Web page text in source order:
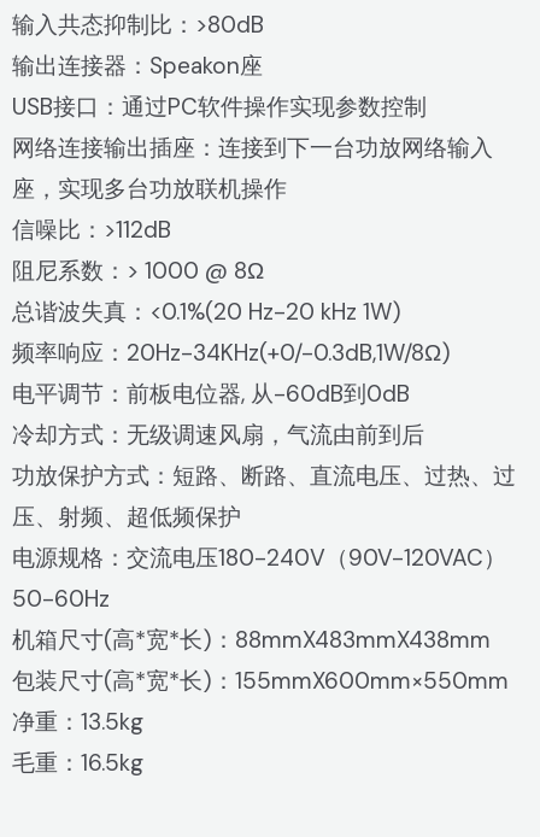
输入共态抑制比：>80dB
输出连接器：Speakon座
USB接口：通过PC软件操作实现参数控制
网络连接输出插座：连接到下一台功放网络输入
座，实现多台功放联机操作
信噪比：>112dB
阻尼系数：> 1000 @ 8Ω
总谐波失真：<0.1%(20 Hz-20 kHz 1W)
频率响应：20Hz-34KHz(+0/-0.3dB,1W/8Ω)
电平调节：前板电位器, 从-60dB到0dB
冷却方式：无级调速风扇，气流由前到后
功放保护方式：短路、断路、直流电压、过热、过
压、射频、超低频保护
电源规格：交流电压180-240V（90V-120VAC）
50-60Hz
机箱尺寸(高*宽*长)：88mmX483mmX438mm
包装尺寸(高*宽*长)：155mmX600mm×550mm
净重：13.5kg
毛重：16.5kg